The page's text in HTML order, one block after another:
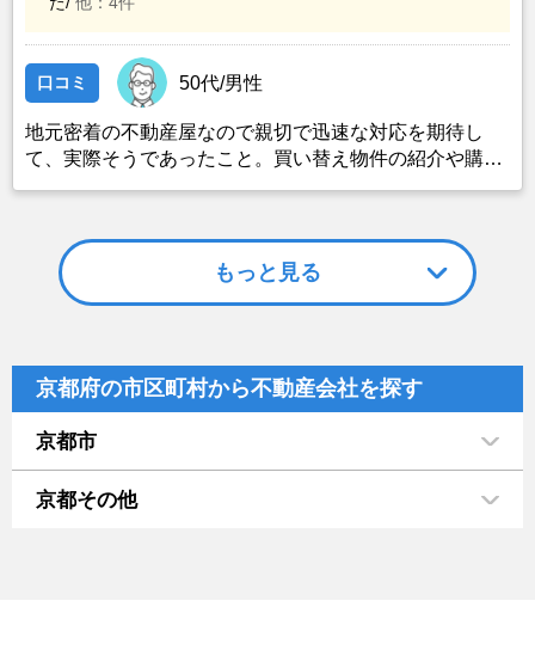
口コミ 50代/男性
地元密着の不動産屋なので親切で迅速な対応を期待し
て、実際そうであったこと。買い替え物件の紹介や購
頼した。
もっと見る
京都府の市区町村から不動産会社を探す
京都市
京都その他